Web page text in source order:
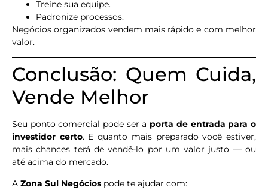
Treine sua equipe.
Padronize processos.
Negócios organizados vendem mais rápido e com melhor
valor.
Conclusão: Quem Cuida,
Vende Melhor
Seu ponto comercial pode ser a porta de entrada para o
investidor certo. E quanto mais preparado você estiver,
mais chances terá de vendê-lo por um valor justo — ou
até acima do mercado.
A Zona Sul Negócios pode te ajudar com: